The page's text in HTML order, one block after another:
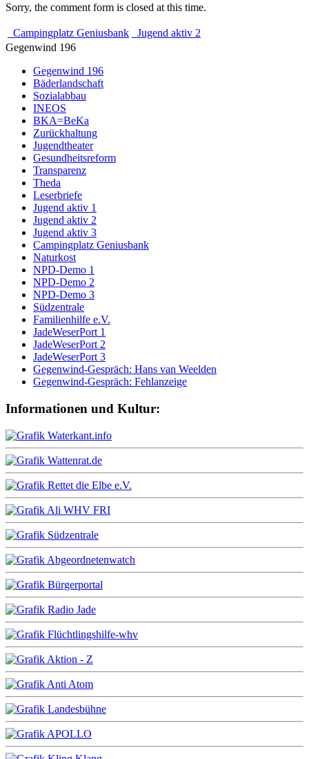
Sorry, the comment form is closed at this time.
Campingplatz Geniusbank
Jugend aktiv 2
Gegenwind 196
Gegenwind 196
Bäderlandschaft
Sozialabbau
INEOS
BKA=BeKa
Zurückhaltung
Jugendtheater
Gesundheitsreform
Transparenz
Theda
Leserbriefe
Jugend aktiv 1
Jugend aktiv 2
Jugend aktiv 3
Campingplatz Geniusbank
Naturkost
NPD-Demo 1
NPD-Demo 2
NPD-Demo 3
Südzentrale
Familienhilfe e.V.
JadeWeserPort 1
JadeWeserPort 2
JadeWeserPort 3
Gegenwind-Gespräch: Hans van Weelden
Gegenwind-Gespräch: Fehlanzeige
Informationen und Kultur: